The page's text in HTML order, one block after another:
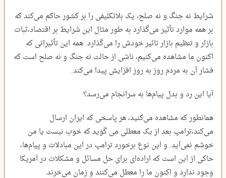
شرایط نه جنگ و نه صلح، یک بلاتکلیفی را بر کشور حاکم می‌کند که
بر همه موارد تأثیر می‌گذارد به طور مثال این شرایط بر اقتصاد،ثبات
بازار و تنظیم بازار تاثیر خودش را می‌گذارد. همه این تأثیراتی که
اکنون ما مشاهده می‌کنیم، ناشی از حالت نه جنگ و نه صلح است که
فشار آن به مردم روز به روز افزایش پیدا می‌کند.
آیا این رد و بدل پیام‌ها به سرانجام می‌رسد؟
همانطور که مشاهده می‌کنید، هر پاسخی که ایران ارسال
می‌کند،ترامپ بعد از یک معطلی می گوید که خوب نیست یا من
خوشم نمی‌آید. و این نوع برخورد ترامپ در این مبادلات و پیام‌ها،
حاکی از این است که اراده‌ای برای حل مسائل و مشکلات در آمریکا
وجود ندارد و اکنون ما را معطل می‌کنند و زمان می‌خرند.